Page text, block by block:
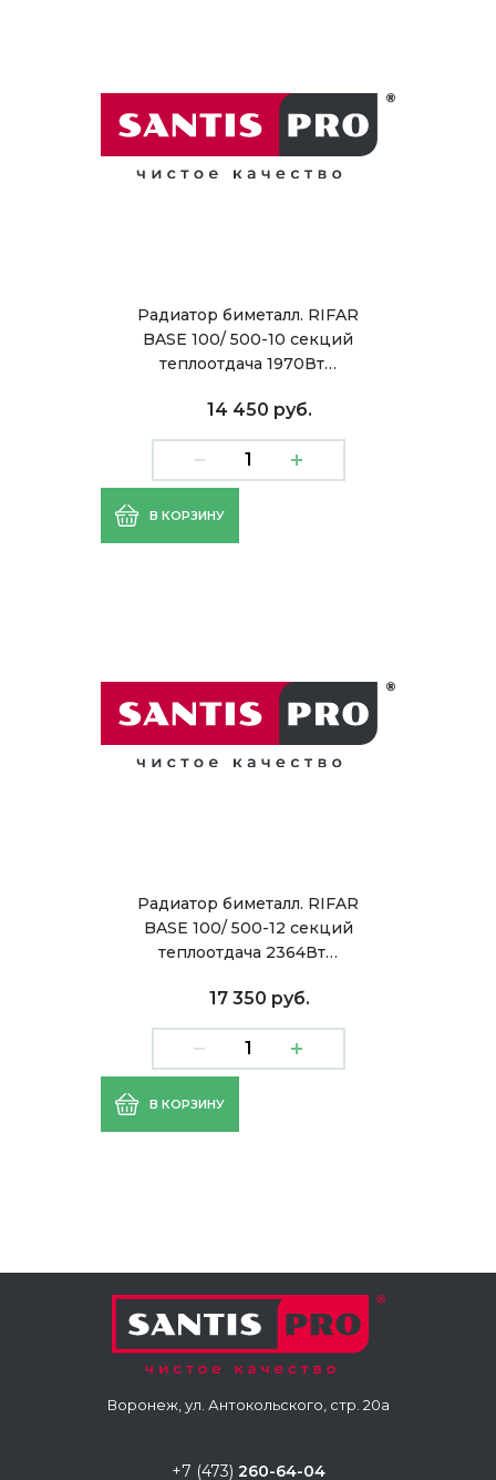
Радиатор биметалл. RIFAR
BASE 100/ 500-10 секций
теплоотдача 1970Вт…
14 450 руб.
В КОРЗИНУ
Радиатор биметалл. RIFAR
BASE 100/ 500-12 секций
теплоотдача 2364Вт…
17 350 руб.
В КОРЗИНУ
Воронеж, ул. Антокольского, стр. 20а
+7 (473) 260-64-04